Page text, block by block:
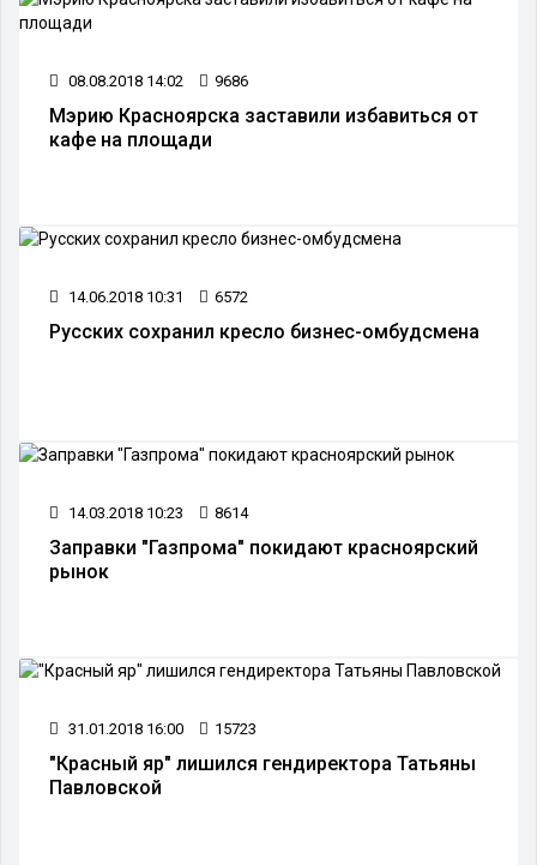
08.08.2018 14:02 9686
Мэрию Красноярска заставили избавиться от
кафе на площади
14.06.2018 10:31 6572
Русских сохранил кресло бизнес-омбудсмена
14.03.2018 10:23 8614
Заправки "Газпрома" покидают красноярский
рынок
31.01.2018 16:00 15723
"Красный яр" лишился гендиректора Татьяны
Павловской